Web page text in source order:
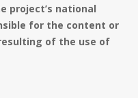
project’s national
for the content or
of the use of